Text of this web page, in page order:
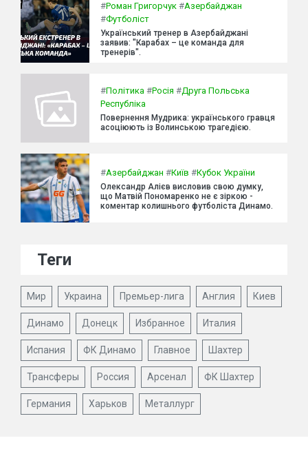
#Роман Григорчук #Азербайджан
#Футболіст
Український тренер в Азербайджані
заявив: "Карабах – це команда для
тренерів".
#Політика #Росія #Друга Польська
Республіка
Повернення Мудрика: українського гравця
асоціюють із Волинською трагедією.
#Азербайджан #Київ #Кубок України
Олександр Алієв висловив свою думку,
що Матвій Пономаренко не є зіркою -
коментар колишнього футболіста Динамо.
Теги
Мир Украина Премьер-лига Англия Киев
Динамо Донецк Избранное Италия
Испания ФК Динамо Главное Шахтер
Трансферы Россия Арсенал ФК Шахтер
Германия Харьков Металлург